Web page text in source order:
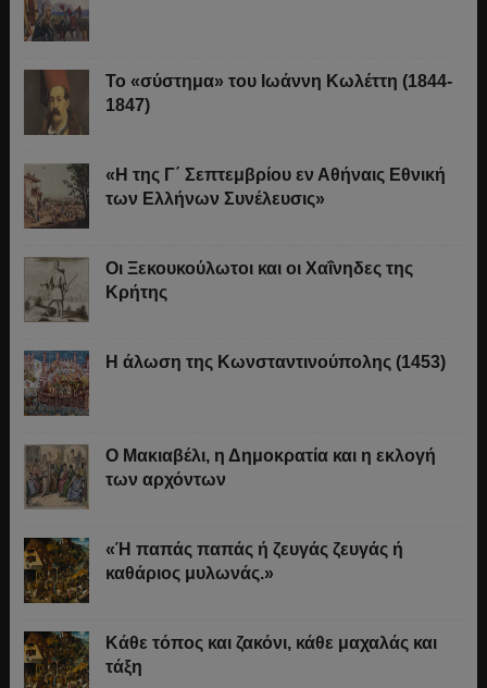
Το «σύστημα» του Ιωάννη Κωλέττη (1844-
1847)
«Η της Γ΄ Σεπτεμβρίου εν Αθήναις Εθνική
των Ελλήνων Συνέλευσις»
Οι Ξεκουκούλωτοι και οι Χαΐνηδες της
Κρήτης
Η άλωση της Κωνσταντινούπολης (1453)
Ο Μακιαβέλι, η Δημοκρατία και η εκλογή
των αρχόντων
«Ή παπάς παπάς ή ζευγάς ζευγάς ή
καθάριος μυλωνάς.»
Κάθε τόπος και ζακόνι, κάθε μαχαλάς και
τάξη